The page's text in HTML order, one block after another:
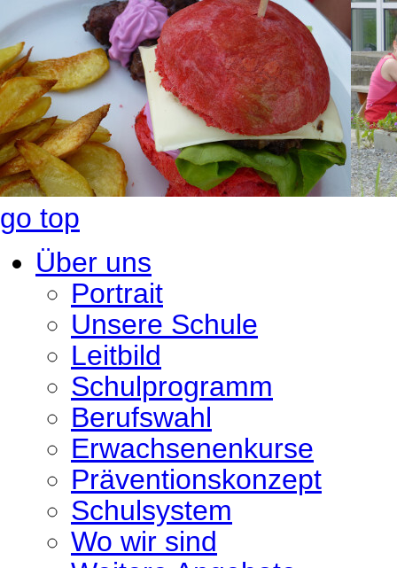
go top
Über uns
Portrait
Unsere Schule
Leitbild
Schulprogramm
Berufswahl
Erwachsenenkurse
Präventionskonzept
Schulsystem
Wo wir sind